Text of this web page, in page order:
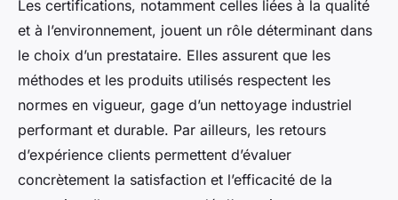
Les certifications, notamment celles liées à la qualité
et à l’environnement, jouent un rôle déterminant dans
le choix d’un prestataire. Elles assurent que les
méthodes et les produits utilisés respectent les
normes en vigueur, gage d’un nettoyage industriel
performant et durable. Par ailleurs, les retours
d’expérience clients permettent d’évaluer
concrètement la satisfaction et l’efficacité de la